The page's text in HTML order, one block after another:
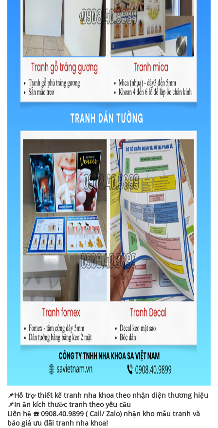
📌Hỗ trợ thiết kế tranh nha khoa theo nhận diện thương hiệu
📌In ấn kích thước tranh theo yêu cầu
Liên hệ ☎️ 0908.40.9899 ( Call/ Zalo) nhận kho mẫu tranh và
báo giá ưu đãi tranh nha khoa!